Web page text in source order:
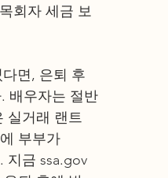
회자 세금 보
면, 은퇴 후
배우자는 절반
실거래 랜트
부부가
지금 ssa.gov